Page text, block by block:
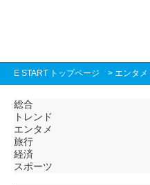
E START トップページ > エンタメ
総合
トレンド
エンタメ
旅行
経済
スポーツ